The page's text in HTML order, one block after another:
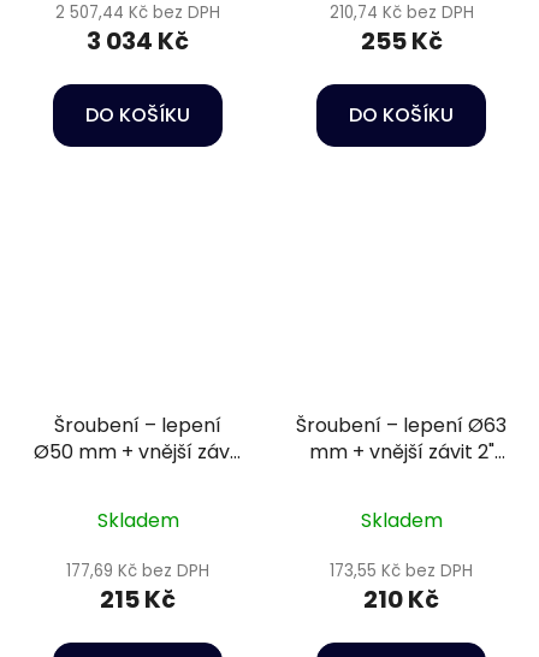
2 507,44 Kč bez DPH
3 034 Kč
DO KOŠÍKU
210,74 Kč bez DPH
255 Kč
DO KOŠÍKU
Šroubení – lepení
Ø50 mm + vnější závit
Skladem
177,69 Kč bez DPH
215 Kč
Šroubení – lepení Ø63
mm + vnější závit 2"
Skladem
173,55 Kč bez DPH
210 Kč